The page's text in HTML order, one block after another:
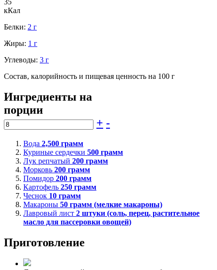
кКал
Белки: 2 г
Жиры: 1 г
Углеводы: 3 г
Состав, калорийность и пищевая ценность на 100 г
Ингредиенты на
порции
+ -
Вода 2,500 грамм
Куриные сердечки 500 грамм
Лук репчатый 200 грамм
Морковь 200 грамм
Помидор 200 грамм
Картофель 250 грамм
Чеснок 10 грамм
Макароны 50 грамм (мелкие макароны)
Лавровый лист 2 штуки (соль, перец, растительное
масло для пассеровки овощей)
Приготовление